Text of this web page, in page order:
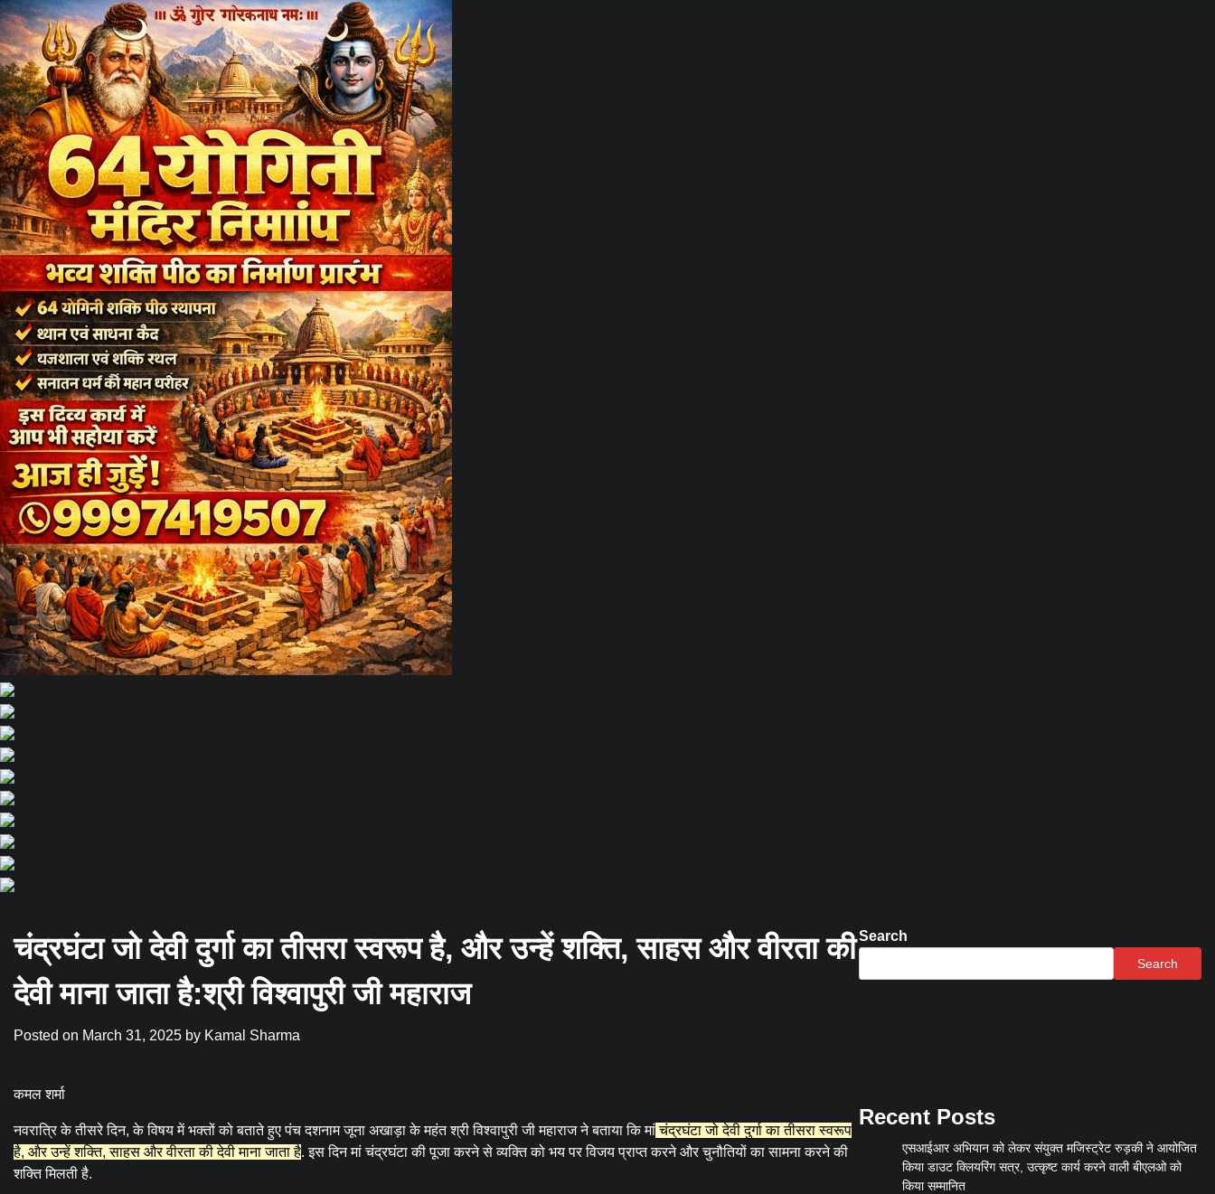
चंद्रघंटा जो देवी दुर्गा का तीसरा स्वरूप है, और उन्हें शक्ति, साहस और वीरता की
देवी माना जाता है:श्री विश्वापुरी जी महाराज
Posted on March 31, 2025 by Kamal Sharma
कमल शर्मा
नवरात्रि के तीसरे दिन, के विषय में भक्तों को बताते हुए पंच दशनाम जूना अखाड़ा के महंत श्री विश्वापुरी जी महाराज ने बताया कि मांचंद्रघंटा जो देवी दुर्गा का तीसरा स्वरूप
है, और उन्हें शक्ति, साहस और वीरता की देवी माना जाता है. इस दिन मां चंद्रघंटा की पूजा करने से व्यक्ति को भय पर विजय प्राप्त करने और चुनौतियों का सामना करने की
शक्ति मिलती है.
Search
Search
Recent Posts
एसआईआर अभियान को लेकर संयुक्त मजिस्ट्रेट रुड़की ने आयोजित
किया डाउट क्लियरिंग सत्र, उत्कृष्ट कार्य करने वाली बीएलओ को
किया सम्मानित